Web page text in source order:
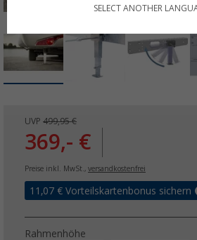
UVP 499,95 €
369,- €
Preise inkl. MwSt., versandkostenfrei
11,07 € Vorteilskartenbonus sichern
Rahmenhöhe
SELECT ANOTHER